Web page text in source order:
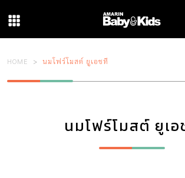
HOME นมโฟร์โมสต์ ยูเอชที
นมโฟร์โมสต์ ยูเอ